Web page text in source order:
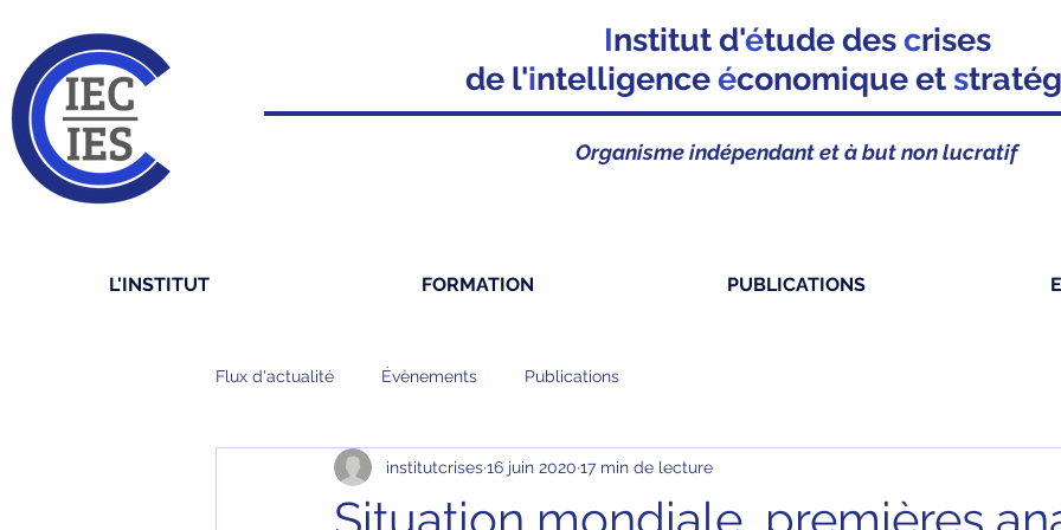
Institut d'étude descrises
de l'intelligenceéconomique ets
Organisme indépendant et à but non lucratif
L'INSTITUT FORMATION PUBLICATIONS
Flux d'actualité Évènements Publications
Situation mondiale, premières
institutcrises16 juin 2020 17 min de lecture